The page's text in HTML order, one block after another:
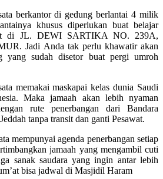
berkantor di gedung berlantai 4 milik
khusus diperlukan buat belajar
di JL. DEWI SARTIKA NO. 239A,
Jadi Anda tak perlu khawatir akan
yang sudah disetor buat pergi umroh
memakai maskapai kelas dunia Saudi
Maka jamaah akan lebih nyaman
rute penerbangan dari Bandara
tanpa transit dan ganti Pesawat.
mempunyai agenda penerbangan setiap
jamaah yang mengambil cuti
sanak saudara yang ingin antar lebih
bisa jadwal di Masjidil Haram